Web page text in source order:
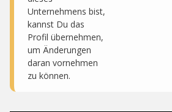
Unternehmens bist,
kannst Du das
Profil übernehmen,
um Änderungen
daran vornehmen
zu können.